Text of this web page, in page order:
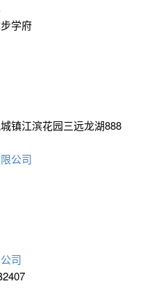
学府
镇江滨花园三远龙湖888
公司
司